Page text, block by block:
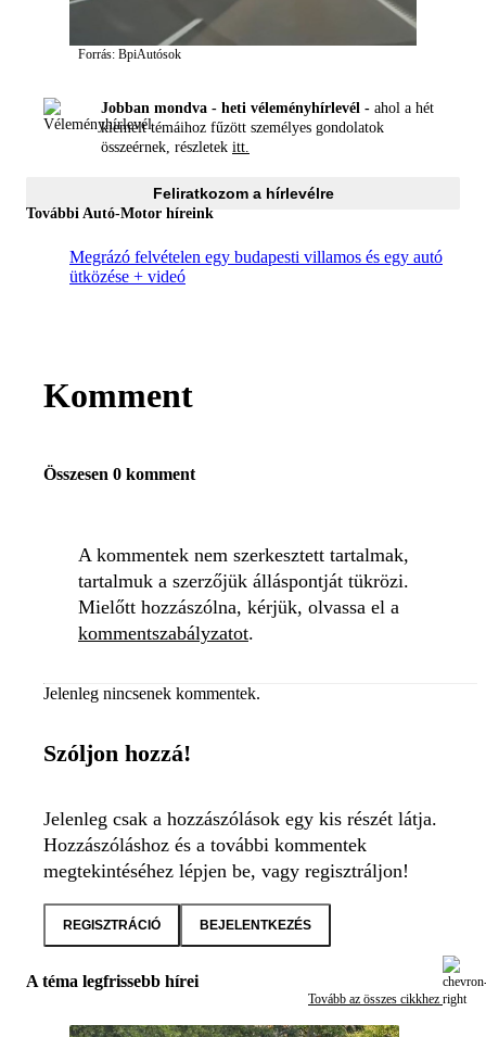
Forrás: BpiAutósok
Jobban mondva - heti véleményhírlevél - ahol a hét
kiemelt témáihoz fűzött személyes gondolatok
összeérnek, részletek itt.
Feliratkozom a hírlevélre
További Autó-Motor híreink
Megrázó felvételen egy budapesti villamos és egy autó
ütközése + videó
Komment
Összesen 0 komment
A kommentek nem szerkesztett tartalmak,
tartalmuk a szerzőjük álláspontját tükrözi.
Mielőtt hozzászólna, kérjük, olvassa el a
kommentszabályzatot.
Jelenleg nincsenek kommentek.
Szóljon hozzá!
Jelenleg csak a hozzászólások egy kis részét látja.
Hozzászóláshoz és a további kommentek
megtekintéséhez lépjen be, vagy regisztráljon!
REGISZTRÁCIÓ BEJELENTKEZÉS
A téma legfrissebb hírei
Tovább az összes cikkhez